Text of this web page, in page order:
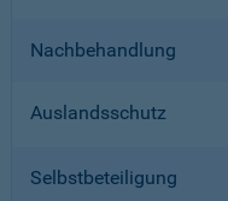
Nachbehandlung
Auslandsschutz
Selbstbeteiligung